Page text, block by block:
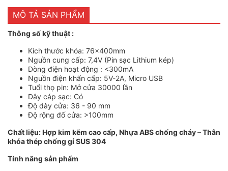
MÔ TẢ SẢN PHẨM
Thông số kỹ thuật :
Kích thước khóa: 76x400mm
Nguồn cung cấp: 7,4V (Pin sạc Lithium kép)
Dòng điện hoạt động : <300mA
Nguồn điện khẩn cấp: 5V-2A, Micro USB
Tuổi thọ pin: Mở cửa 30000 lần
Dây cáp sạc: Có
Độ dày cửa: 36 - 90 mm
Độ rộng đố cửa: >100mm
Chất liệu: Hợp kim kẽm cao cấp, Nhựa ABS chống cháy – Thân
khóa thép chống gỉ SUS 304
Tính năng sản phẩm